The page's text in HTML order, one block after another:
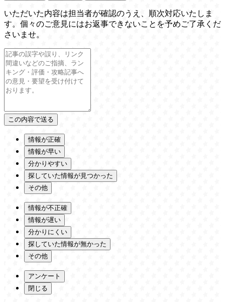
いただいた内容は担当者が確認のうえ、順次対応いたしま
す。個々のご意見にはお返事できないことを予めご了承くだ
さいませ。
情報が正確
情報が早い
分かりやすい
探していた情報が見つかった
その他
情報が不正確
情報が遅い
分かりにくい
探していた情報が無かった
その他
アンケート
閉じる